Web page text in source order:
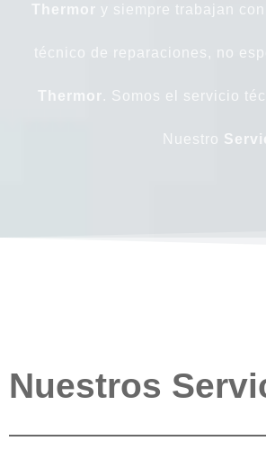
Thermor y siempre trabajan
técnico de reparaciones, no
Thermor. Somos el servicio
Nuestro
Nuestros